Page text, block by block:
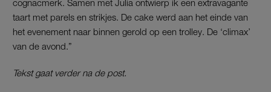
cognacmerk. Samen met Julia ontwierp ik een extravagante
taart met parels en strikjes. De cake werd aan het einde van
het evenement naar binnen gerold op een trolley. De ‘climax’
van de avond.”
Tekst gaat verder na de post.